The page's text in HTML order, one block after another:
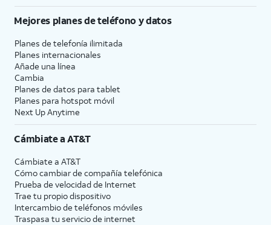
Mejores planes de teléfono y datos
Planes de telefonía ilimitada
Planes internacionales
Añade una línea
Cambia
Planes de datos para tablet
Planes para hotspot móvil
Next Up Anytime
Cámbiate aAT&T
Cámbiate a AT&T
Cómo cambiar de compañía telefónica
Prueba de velocidad de Internet
Trae tu propio dispositivo
Intercambio de teléfonos móviles
Traspasa tu servicio de internet